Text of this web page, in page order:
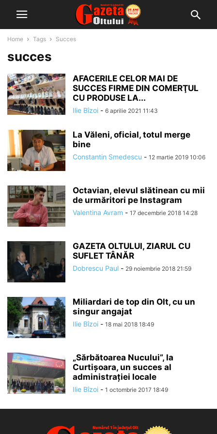
Home Tags Succes
succes
AFACERILE CELOR MAI DE
SUCCES FIRME DIN COMERŢUL
CU PRODUSE LA...
Ilie Bîzoi - 6 aprilie 2021 11:43
La Văleni, oficial, totul merge
bine
Constantin Smedescu - 12 martie 2019 10:06
Octavian, elevul slătinean cu mii
de urmăritori pe Instagram
Valentina Avram - 17 decembrie 2018 14:28
GAZETA OLTULUI, ZIARUL CU
SUFLET TÂNĂR
Dobrescu Paul - 29 noiembrie 2018 21:59
Miliardari de top din Olt, cu un
singur angajat
Ilie Bîzoi - 18 mai 2018 18:49
„Sărbătoarea Nucului”, la
Curtișoara, un succes al
administrației locale
Ilie Bîzoi - 1 octombrie 2017 18:49